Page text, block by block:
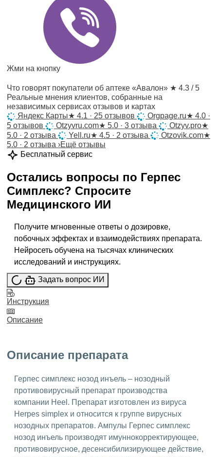
Жми на кнопку
Что говорят покупатели об аптеке «Авалон» ★ 4.3 / 5
Реальные мнения клиентов, собранные на
независимых сервисах отзывов и картах
Яндекс Карты★ 4.1 · 25 отзывов Orgpage.ru★ 4.0 ·
5 отзывов
Otzyvru.com★ 5.0 · 3 отзыва Otzyv.pro★
5.0 · 2 отзыва
Yell.ru★ 4.5 · 2 отзыва Otzovik.com★
5.0 · 2 отзыва ›Ещё отзывы
Бесплатный сервис
Остались вопросы по Герпес
Симплекс? Спросите
Медицинского ИИ
Получите мгновенные ответы о дозировке,
побочных эффектах и взаимодействиях препарата.
Нейросеть обучена на тысячах клинических
исследований и инструкциях.
Задать вопрос ИИ
Инструкция
Описание
Описание препарата
Герпес симплекс нозод инъель – нозодный
противовирусный препарат производства
компании Heel. Препарат изготовлен из вируса
Herpes simplex и относится к группе вирусных
нозодных препаратов. Ампулы Герпес симплекс
нозод инъель производят имуннокорректирующее,
противовирусное, десенсибилизирующее действие,